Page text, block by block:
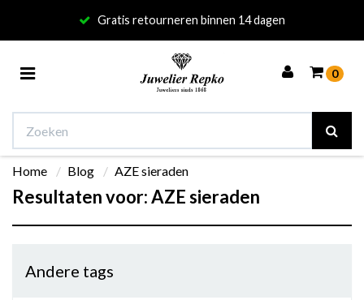
Gratis retourneren binnen 14 dagen
Toggle
0
Uw winkelwagen is leeg.
Home Blog AZE sieraden
Resultaten voor: AZE sieraden
Andere tags